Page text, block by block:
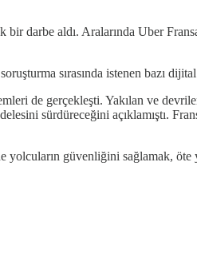
darbe aldı. Aralarında Uber
sırasında istenen bazı
de gerçekleşti. Yakılan ve
sürdüreceğini açıklamıştı.
güvenliğini sağlamak,